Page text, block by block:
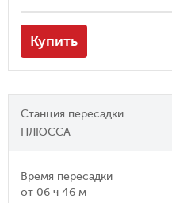
Купить
Станция пересадки
ПЛЮССА
Время пересадки
от 06 ч 46 м